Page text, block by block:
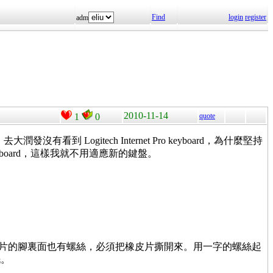
adm Find login register
1 0 2010-11-14 quote
大潤發沒有看到 Logitech Internet Pro keyboard，為什麼堅持
，這樣我就不用適應新的鍵盤。
腳裏面也有螺絲，必須把橡皮片撕開來。用一字的螺絲起